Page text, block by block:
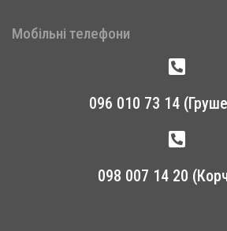
Мобільні телефони
096 010 73 14
098 007 14 20